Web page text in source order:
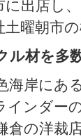
に出店し
土曜朝市
ル材を多
海岸にあ
インダー
倉の洋裁